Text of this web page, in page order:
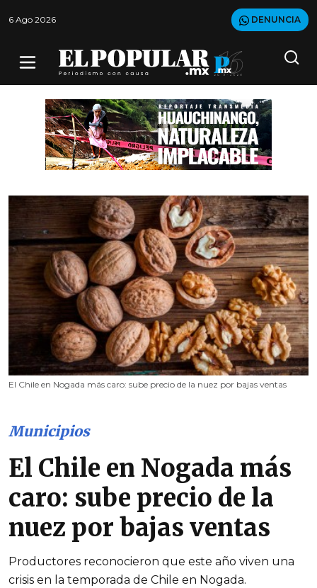
6 Ago 2026 DENUNCIA
El Chile en Nogada más caro: sube precio de la nuez por bajas ventas
Municipios
El Chile en Nogada más
caro: sube precio de la
nuez por bajas ventas
Productores reconocieron que este año viven una
crisis en la temporada de Chile en Nogada.